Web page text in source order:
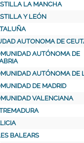
LA MANCHA
Y LEÓN
AUTONOMA DE
AUTÓNOMA DE
AUTÓNOMA DE
DE MADRID
VALENCIANA
BALEARS